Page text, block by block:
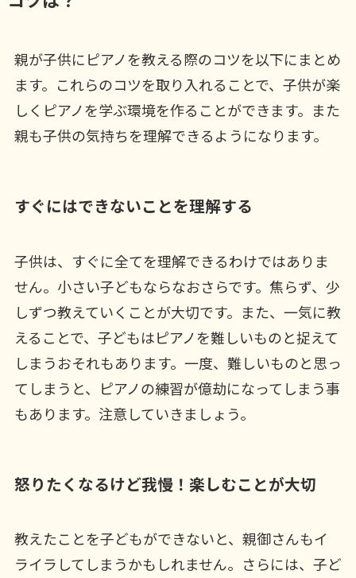
親が子供にピアノを教える際のコツを以下にまとめ
ます。これらのコツを取り入れることで、子供が楽
しくピアノを学ぶ環境を作ることができます。また
親も子供の気持ちを理解できるようになります。
すぐにはできないことを理解する
子供は、すぐに全てを理解できるわけではありま
せん。小さい子どもならなおさらです。焦らず、少
しずつ教えていくことが大切です。また、一気に教
えることで、子どもはピアノを難しいものと捉えて
しまうおそれもあります。一度、難しいものと思っ
てしまうと、ピアノの練習が億劫になってしまう事
もあります。注意していきましょう。
怒りたくなるけど我慢！楽しむことが大切
教えたことを子どもができないと、親御さんもイ
ライラしてしまうかもしれません。さらには、子ど